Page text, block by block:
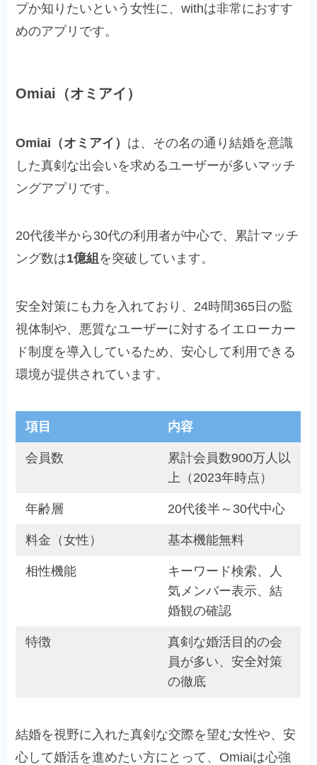
プか知りたいという女性に、withは非常におすす
めのアプリです。
Omiai（オミアイ）
Omiai（オミアイ） は、その名の通り結婚を意識
した真剣な出会いを求めるユーザーが多いマッチ
ングアプリです。
20代後半から30代の利用者が中心で、累計マッチ
ング数は1億組 を突破しています。
安全対策にも力を入れており、24時間365日の監
視体制や、悪質なユーザーに対するイエローカー
ド制度を導入しているため、安心して利用できる
環境が提供されています。
項目 内容
会員数
累計会員数900万人以
上（2023年時点）
年齢層 20代後半～30代中心
料金（女性） 基本機能無料
相性機能
キーワード検索、人
気メンバー表示、結
婚観の確認
特徴
真剣な婚活目的の会
員が多い、安全対策
の徹底
結婚を視野に入れた真剣な交際を望む女性や、安
心して婚活を進めたい方にとって、Omiaiは心強